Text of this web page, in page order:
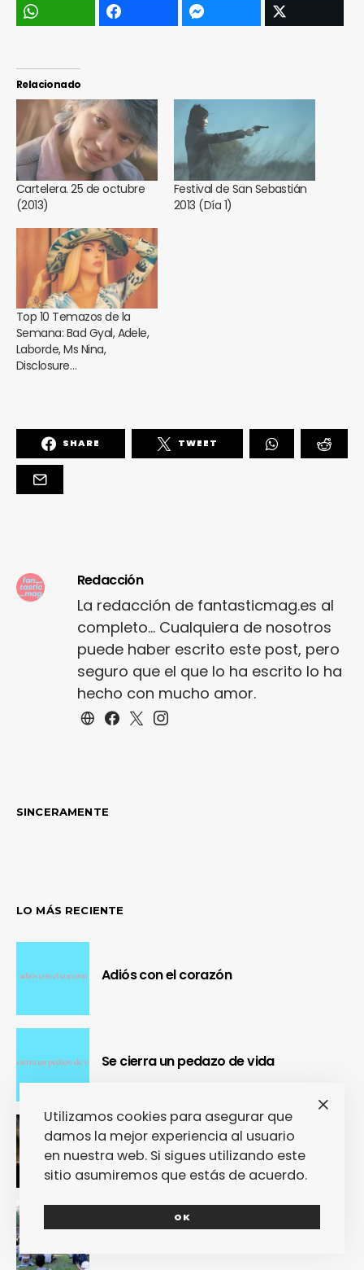
Relacionado
Cartelera. 25 de octubre
(2013)
Festival de San Sebastián
2013 (Día 1)
Top 10 Temazos de la
Semana: Bad Gyal, Adele,
Laborde, Ms Nina,
Disclosure…
SHARE TWEET
Redacción
La redacción de fantasticmag.es al
completo... Cualquiera de nosotros
puede haber escrito este post, pero
seguro que el que lo ha escrito lo ha
hecho con mucho amor.
SINCERAMENTE
LO MÁS RECIENTE
Adiós con el corazón
Se cierra un pedazo de vida
OUR Fest 2024 convirtió a Ourense en
la capital del Cool Britannia
Nuestra crónica confirma que Paredes
de Coura 2024 no fue un festival, sino
Utilizamos cookies para asegurar que
damos la mejor experiencia al usuario
en nuestra web. Si sigues utilizando este
sitio asumiremos que estás de acuerdo.
OK